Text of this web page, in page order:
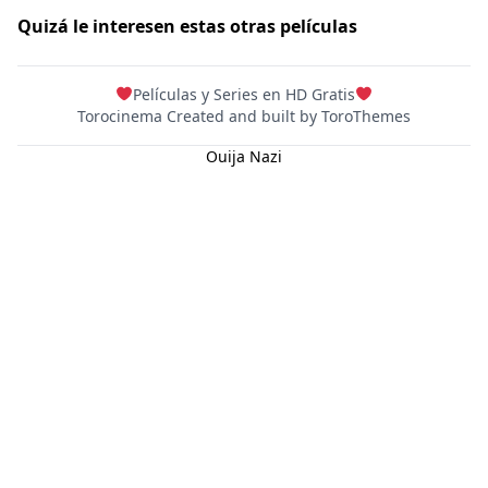
Ouija Nazi
DC
Quizá le interesen estas otras películas
Películas y Series en HD Gratis
Torocinema Created and built by ToroThemes